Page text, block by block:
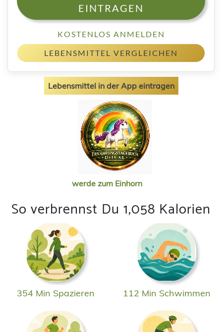
EINTRAGEN
KOSTENLOS ANMELDEN
LEBENSMITTEL VERGLEICHEN
Lebensmittel in der App eintragen
werde zum Einhorn
So verbrennst Du 1,058 Kalorien
354 Min Spazieren 112 Min Schwimmen